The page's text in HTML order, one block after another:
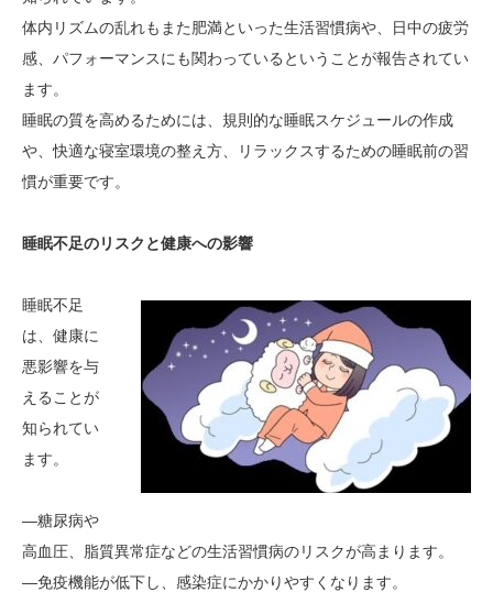
体内リズムの乱れもまた肥満といった生活習慣病や、日中の疲労
感、パフォーマンスにも関わっているということが報告されてい
ます。
睡眠の質を高めるためには、規則的な睡眠スケジュールの作成
や、快適な寝室環境の整え方、リラックスするための睡眠前の習
慣が重要です。
睡眠不足のリスクと健康への影響
睡眠不足
は、健康に
悪影響を与
えることが
知られてい
ます。
―糖尿病や
高血圧、脂質異常症などの生活習慣病のリスクが高まります。
―免疫機能が低下し、感染症にかかりやすくなります。